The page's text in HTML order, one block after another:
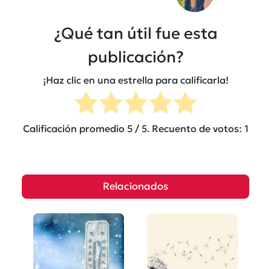
¿Qué tan útil fue esta
publicación?
¡Haz clic en una estrella para calificarla!
Calificación promedio 5/ 5. Recuento de votos: 1
Relacionados